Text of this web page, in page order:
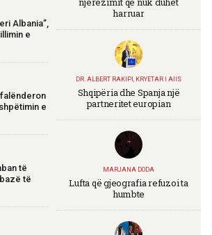
Albania”,
e
e
të
të
harruar
DR. ALBERT RAKIPI, KRYETAR I AIIS
Shqipëria dhe Spanja një
partneritet europian
MARJANA DODA
Lufta që gjeografia refuzoi ta
humbte